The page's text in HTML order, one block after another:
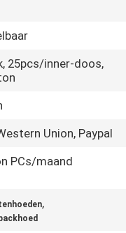
25pcs/inner-doos,
Union, Paypal
PCs/maand
,